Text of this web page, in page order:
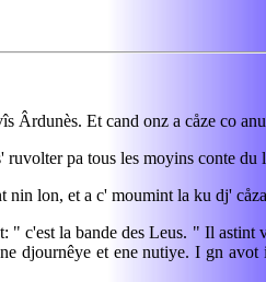
Ârdunès. Et cand onz a cåze co
pa tous les moyins conte
nin lon, et a c' moumint la ku dj'
c'est la bande des Leus. " Il astint
djournêye et ene nutiye. I gn